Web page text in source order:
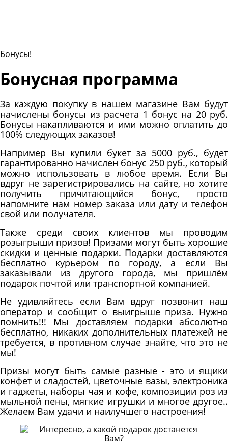
Бонусы!
Бонусная программа
За каждую покупку в нашем магазине Вам будут
начислены бонусы из расчета 1 бонус на 20 руб.
Бонусы накапливаются и ими можно оплатить до
100% следующих заказов!
Например Вы купили букет за 5000 руб., будет
гарантированно начислен бонус 250 руб., который
можно использовать в любое время. Если Вы
вдруг не зарегистрировались на сайте, но хотите
получить причитающийся бонус, просто
напомните нам номер заказа или дату и телефон
свой или получателя.
Также среди своих клиентов мы проводим
розыгрыши призов! Призами могут быть хорошие
скидки и ценные подарки. Подарки доставляются
бесплатно курьером по городу, а если Вы
заказывали из другого города, мы пришлём
подарок почтой или транспортной компанией.
Не удивляйтесь если Вам вдруг позвонит наш
оператор и сообщит о выигрыше приза. Нужно
помнить!!! Мы доставляем подарки абсолютно
бесплатно, никаких дополнительных платежей не
требуется, в противном случае знайте, что это не
мы!
Призы могут быть самые разные - это и ящики
конфет и сладостей, цветочные вазы, электроника
и гаджеты, наборы чая и кофе, композиции роз из
мыльной пены, мягкие игрушки и многое другое..
Желаем Вам удачи и наилучшего настроения!